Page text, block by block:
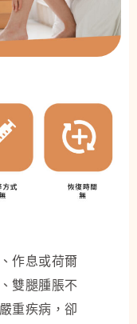
作息或荷爾
雙腿腫脹不
重疾病，卻